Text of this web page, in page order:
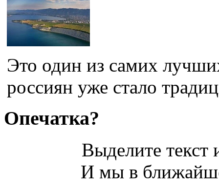
Это один из самих
россиян уже стало
Опечатка?
Выделите
И мы в